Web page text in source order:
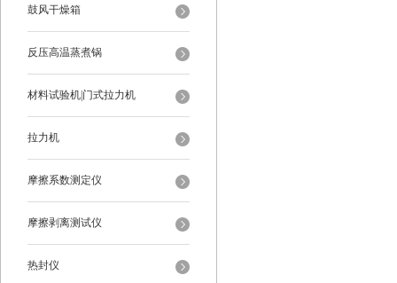
鼓风干燥箱
反压高温蒸煮锅
材料试验机|门式拉力机
拉力机
摩擦系数测定仪
摩擦剥离测试仪
热封仪